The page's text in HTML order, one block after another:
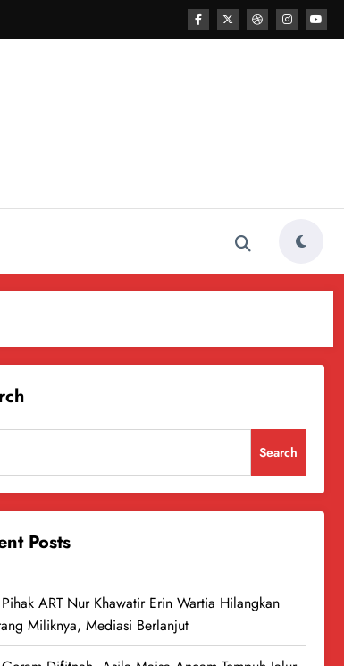
Search
Posts
Pihak ART Nur Khawatir Erin Wartia Hilangkan
Miliknya, Mediasi Berlanjut